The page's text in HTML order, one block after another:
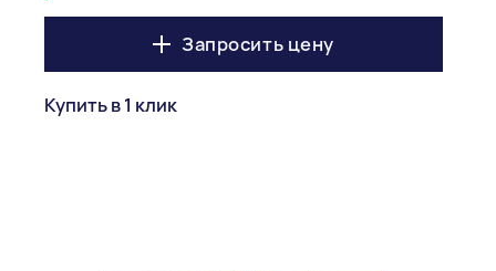
Запросить цену
Купить в 1 клик